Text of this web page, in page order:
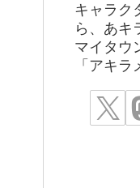
キャラク
ら、あキ
マイタウ
「アキ